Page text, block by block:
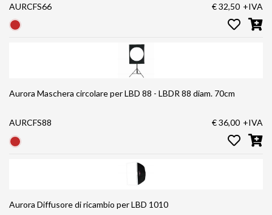
AURCFS66 € 32,50 +IVA
Aurora Maschera circolare per LBD 88 - LBDR 88 diam. 70cm
AURCFS88 € 36,00 +IVA
Aurora Diffusore di ricambio per LBD 1010